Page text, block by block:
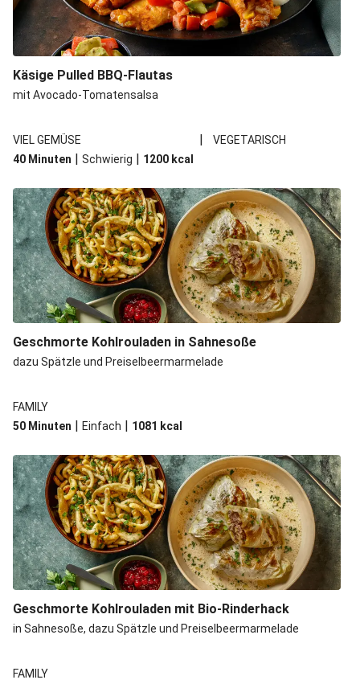
Scharfe Marokkanische Linsensuppe mit Bio-Feta
Vegane Beyond Meat Frikadelle mit Zwiebelsoße
Spätzle in Camembert-Creme-Soße
Bio-Halloumi auf Bohnenstampf
Marokkanischer Kichererbsen-Eintopf mit extra Bio-
Feta
Marokkanischer Kichererbsen-Gemüseeintopf
Käsige Pulled BBQ-Flautas
mit Avocado-Tomatensalsa
VIEL GEMÜSE |
VEGETARISCH
40 Minuten | Schwierig | 1200 kcal
Geschmorte Kohlrouladen in Sahnesoße
dazu Spätzle und Preiselbeermarmelade
FAMILY
50 Minuten | Einfach | 1081 kcal
Geschmorte Kohlrouladen mit Bio-Rinderhack
in Sahnesoße, dazu Spätzle und Preiselbeermarmelade
FAMILY